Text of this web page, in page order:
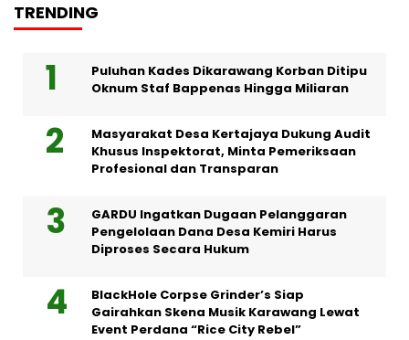
TRENDING
Puluhan Kades Dikarawang Korban Ditipu
Oknum Staf Bappenas Hingga Miliaran
Masyarakat Desa Kertajaya Dukung Audit
Khusus Inspektorat, Minta Pemeriksaan
Profesional dan Transparan
GARDU Ingatkan Dugaan Pelanggaran
Pengelolaan Dana Desa Kemiri Harus
Diproses Secara Hukum
BlackHole Corpse Grinder’s Siap
Gairahkan Skena Musik Karawang Lewat
Event Perdana “Rice City Rebel”